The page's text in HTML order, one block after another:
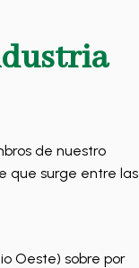
de nuestro
que surge entre las
Oeste) sobre por